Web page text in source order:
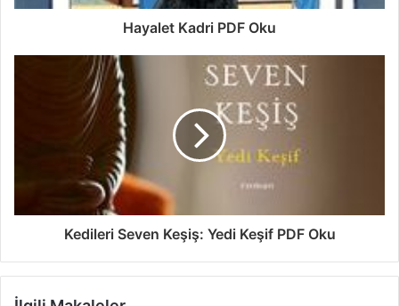
Hayalet Kadri PDF Oku
Kedileri Seven Keşiş: Yedi Keşif PDF Oku